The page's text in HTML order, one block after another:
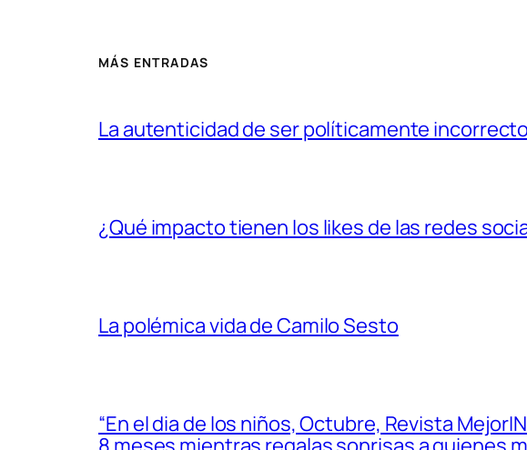
MÁS ENTRADAS
La autenticidad de ser políticamente
¿Qué impacto tienen los likes de las redes
La polémica vida de Camilo Sesto
“En el dia de los niños, Octubre, Revista